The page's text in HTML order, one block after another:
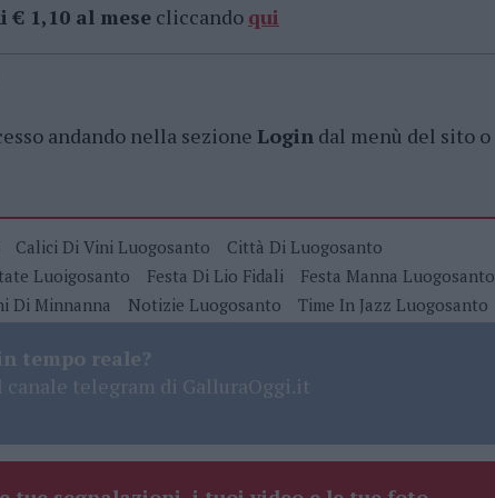
€ 1,10 al mese cliccando qui
andando nella sezione Login dal menù del sito o
Calici Di Vini Luogosanto
Città Di Luogosanto
Luoigosanto Festa Di Lio Fidali
Festa Manna Luogosanto
Di Minnanna Notizie Luogosanto Time In Jazz Luogosanto
tempo reale?
canale telegram di GalluraOggi.it